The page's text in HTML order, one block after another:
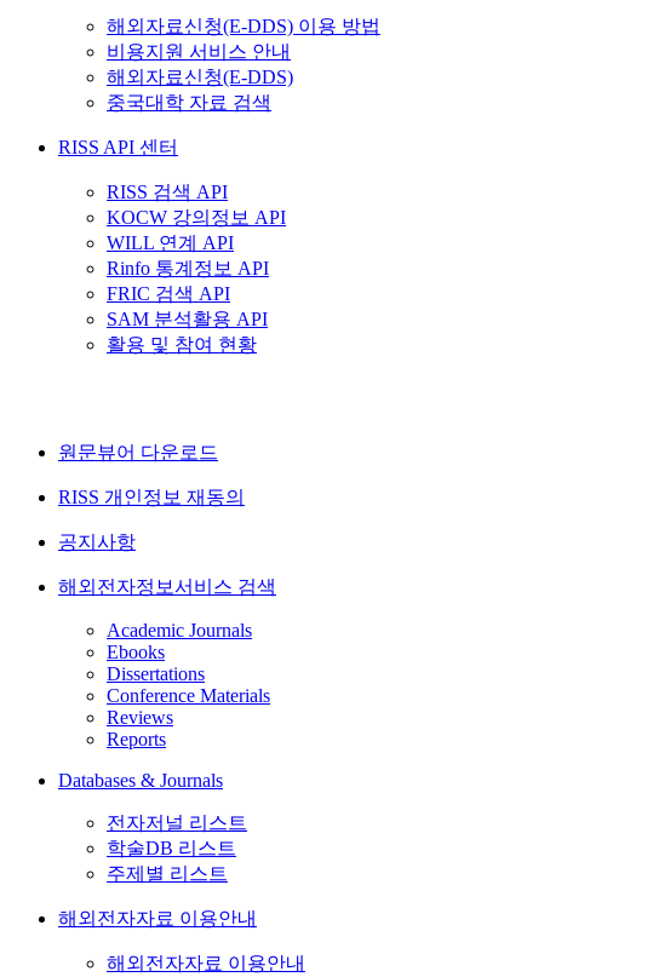
해외자료신청(E-DDS) 이용 방법
비용지원 서비스 안내
해외자료신청(E-DDS)
중국대학 자료 검색
RISS API 센터
RISS 검색 API
KOCW 강의정보 API
WILL 연계 API
Rinfo 통계정보 API
FRIC 검색 API
SAM 분석활용 API
활용 및 참여 현황
원문뷰어 다운로드
RISS 개인정보 재동의
공지사항
해외전자정보서비스 검색
Academic Journals
Ebooks
Dissertations
Conference Materials
Reviews
Reports
Databases & Journals
전자저널 리스트
학술DB 리스트
주제별 리스트
해외전자자료 이용안내
해외전자자료 이용안내